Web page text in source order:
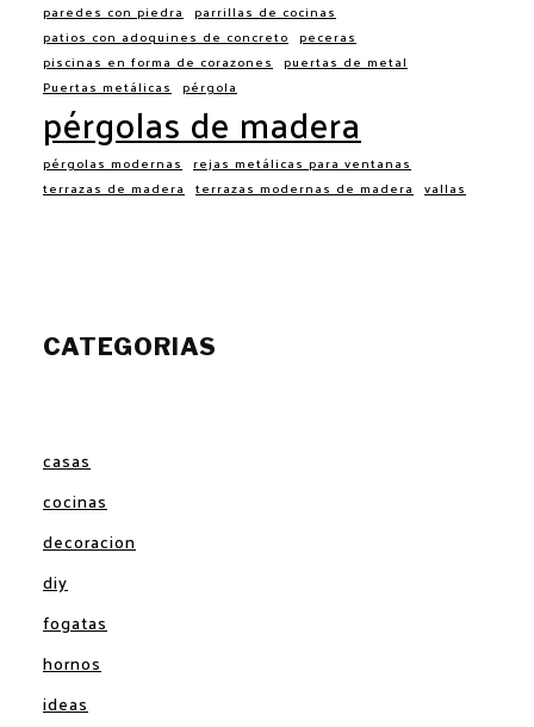
paredes con piedra parrillas de cocinas
patios con adoquines de concreto peceras
piscinas en forma de corazones puertas de metal
Puertas metálicas pérgola
pérgolas de madera
pérgolas modernas rejas metálicas para ventanas
terrazas de madera terrazas modernas de madera vallas
CATEGORIAS
casas
cocinas
decoracion
diy
fogatas
hornos
ideas